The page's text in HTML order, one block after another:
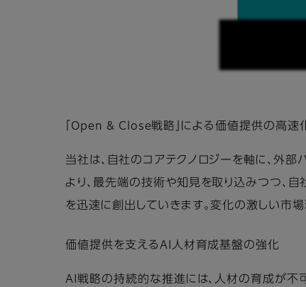
「Open & Close戦略」による価値提供の高速
当社は、自社のコアテクノロジーを軸に、外
より、最先端の技術や知見を取り込みつつ、自
を迅速に創出していきます。変化の激しい市
価値提供を支えるAI人材育成基盤の強化
AI戦略の持続的な推進には、人材の育成が不